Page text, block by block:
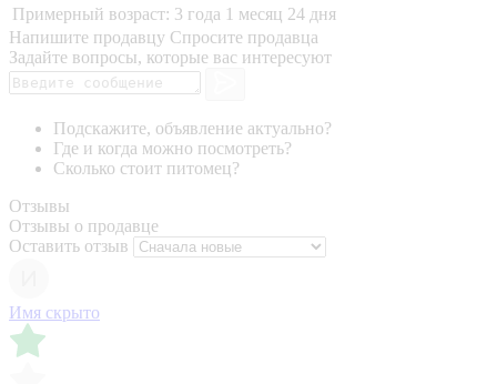
Примерный возраст: 3 года 1 месяц 24 дня
Напишите продавцу Спросите продавца
Задайте вопросы, которые вас интересуют
Подскажите, объявление актуально?
Где и когда можно посмотреть?
Сколько стоит питомец?
Отзывы
Отзывы о продавце
Оставить отзыв
Имя скрыто